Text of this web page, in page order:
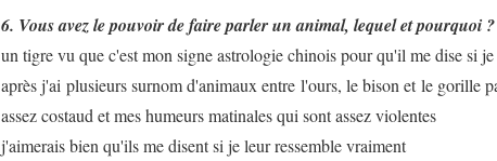
6. Vous avez le pouvoir de faire parler un animal, lequel et pourquoi ?
un tigre vu que c'est mon signe astrologie chinois pour qu'il me dise si
après j'ai plusieurs surnom d'animaux entre l'ours, le bison et le gorille
assez costaud et mes humeurs matinales qui sont assez violentes
j'aimerais bien qu'ils me disent si je leur ressemble vraiment